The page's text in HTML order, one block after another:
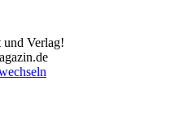
und Verlag!